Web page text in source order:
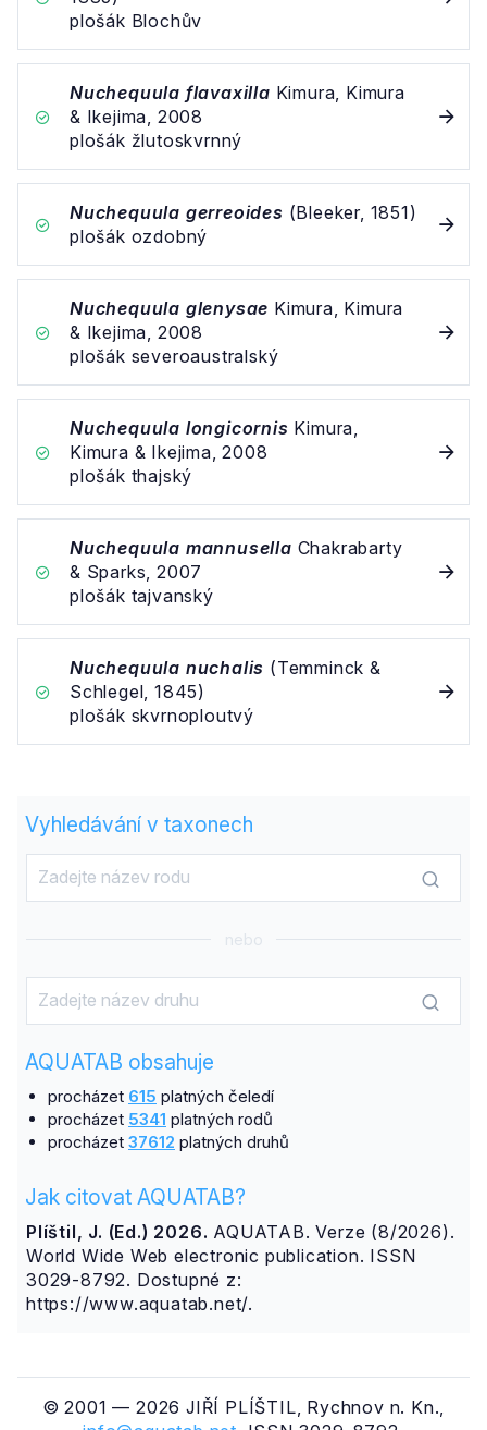
plošák Blochův
Nuchequula flavaxilla Kimura, Kimura
& Ikejima, 2008
plošák žlutoskvrnný
Nuchequula gerreoides (Bleeker, 1851)
plošák ozdobný
Nuchequula glenysae Kimura, Kimura
& Ikejima, 2008
plošák severoaustralský
Nuchequula longicornis Kimura,
Kimura & Ikejima, 2008
plošák thajský
Nuchequula mannusella Chakrabarty
& Sparks, 2007
plošák tajvanský
Nuchequula nuchalis (Temminck &
Schlegel, 1845)
plošák skvrnoploutvý
Vyhledávání v taxonech
nebo
AQUATAB obsahuje
procházet 615 platných čeledí
procházet 5341 platných rodů
procházet 37612 platných druhů
Jak citovat AQUATAB?
Plíštil, J. (Ed.) 2026. AQUATAB. Verze (8/2026).
World Wide Web electronic publication. ISSN
3029-8792. Dostupné z:
https://www.aquatab.net/.
© 2001 — 2026 JIŘÍ PLÍŠTIL, Rychnov n. Kn.,